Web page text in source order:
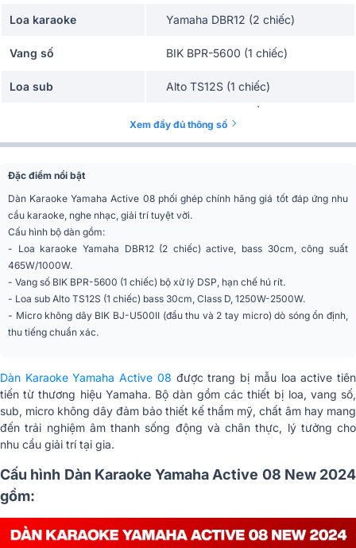
Loa karaoke Yamaha DBR12 (2 chiếc)
Vang số BIK BPR-5600 (1 chiếc)
Loa sub Alto TS12S (1 chiếc)
BIK BJ-U500II (đầu thu và 2 tay
micro)
Xem đầy đủ thông số
Đặc điểm nổi bật
Dàn Karaoke Yamaha Active 08 phối ghép chính hãng giá tốt đáp ứng nhu
cầu karaoke, nghe nhạc, giải trí tuyệt vời.
Cấu hình bộ dàn gồm:
- Loa karaoke Yamaha DBR12 (2 chiếc) active, bass 30cm, công suất
465W/1000W.
- Vang số BIK BPR-5600 (1 chiếc) bộ xử lý DSP, hạn chế hú rít.
- Loa sub Alto TS12S (1 chiếc) bass 30cm, Class D, 1250W-2500W.
- Micro không dây BIK BJ-U500II (đầu thu và 2 tay micro) dò sóng ổn định,
thu tiếng chuẩn xác.
Dàn Karaoke Yamaha Active 08 được trang bị mẫu loa active tiên
tiến từ thương hiệu Yamaha. Bộ dàn gồm các thiết bị loa, vang số,
sub, micro không dây đảm bảo thiết kế thẩm mỹ, chất âm hay mang
đến trải nghiệm âm thanh sống động và chân thực, lý tưởng cho
nhu cầu giải trí tại gia.
Cấu hình Dàn Karaoke Yamaha Active 08 New 2024
gồm: